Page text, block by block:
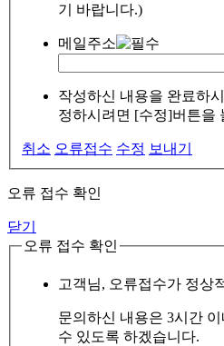
기 바랍니다.)
메일주소
작성하신 내용을 완료하
정하시려면 [수정]버튼을
취소 오류접수 수정 보내기
오류 접수 확인
닫기
오류 접수 확인
고객님, 오류접수가 정상
문의하신 내용은 3시간
수 있도록 하겠습니다.